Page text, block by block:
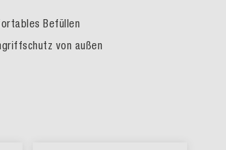
Befüllen
von außen